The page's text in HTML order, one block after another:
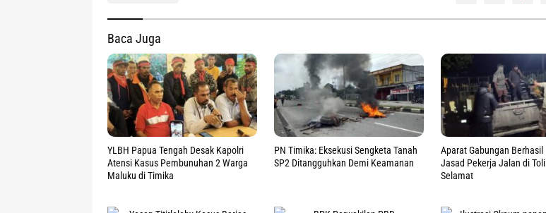
Baca Juga
YLBH Papua Tengah Desak Kapolri
Atensi Kasus Pembunuhan 2 Warga
Maluku di Timika
PN Timika: Eksekusi Sengketa Tanah
SP2 Ditangguhkan Demi Keamanan
Aparat Gabungan Berhasil
Jasad Pekerja Jalan di
Selamat